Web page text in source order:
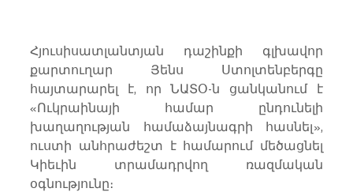
Հյուսիսատլանտյան դաշինքի գլխավոր
քարտուղար Յենս Ստոլտենբերգը
հայտարարել է, որ ՆԱՏՕ-ն ցանկանում է
«Ուկրաինայի համար ընդունելի
խաղաղության համաձայնագրի հասնել»,
ուստի անհրաժեշտ է համարում մեծացնել
Կիեւին տրամադրվող ռազմական
օգնությունը։